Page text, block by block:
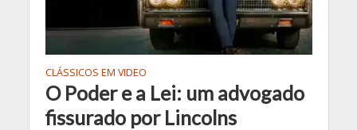
CLÁSSICOS EM VIDEO
O Poder e a Lei: um advogado
fissurado por Lincolns